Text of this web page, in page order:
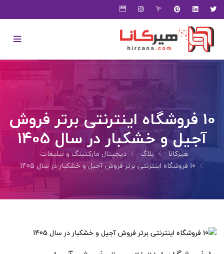
10 فروشگاه اینترنتی برتر فروش
آجیل و خشکبار در سال 1405
هیرکانا بلاگ
دیجیتال مارکتینگ و تبلیغات
10 فروشگاه اینترنتی برتر فروش آجیل و خشکبار در سال 1405